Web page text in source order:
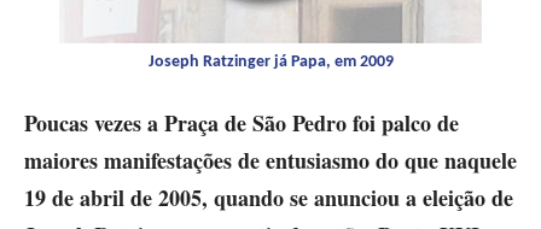
Joseph Ratzinger já Papa, em 2009
Poucas vezes a Praça de São Pedro foi palco de
maiores manifestações de entusiasmo do que naquele
19 de abril de 2005, quando se anunciou a eleição de